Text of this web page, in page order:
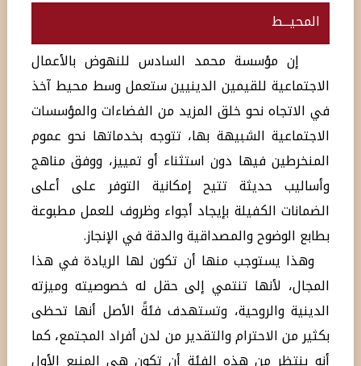
المحيـــط
إن مؤسسة محمد السادس للنهوض بالأعمال
الاجتماعية للقيمين الدينيين ستعمل وسط محيط آخذ
في الاتجاه نحو خلق المزيد من الفضاءات والمؤسسات
الاجتماعية الشبيهة بها، تتوجه بخدماتها نحو عموم
المنخرطين فيها دون استثناء أو تمييز، ووفق مناهج
وأساليب حديثة تتيح إمكانية التوفر على أعلى
الضمانات الكفيلة بإيجاد أجواء وظروف للعمل مطبوعة
بطابع الوضوح والمصداقية والدقة في الإنجاز.
وهذا يستوجب منها أن تكون لها الريادة في هذا
المجال، لأنها تنتمي إلى حقل له خصوصيته وميزته
الدينية والروحية، وتستهدف فئةً الأصل أنها تحظى
بكثير من الاحترام والتقدير من لدن أفراد المجتمع، كما